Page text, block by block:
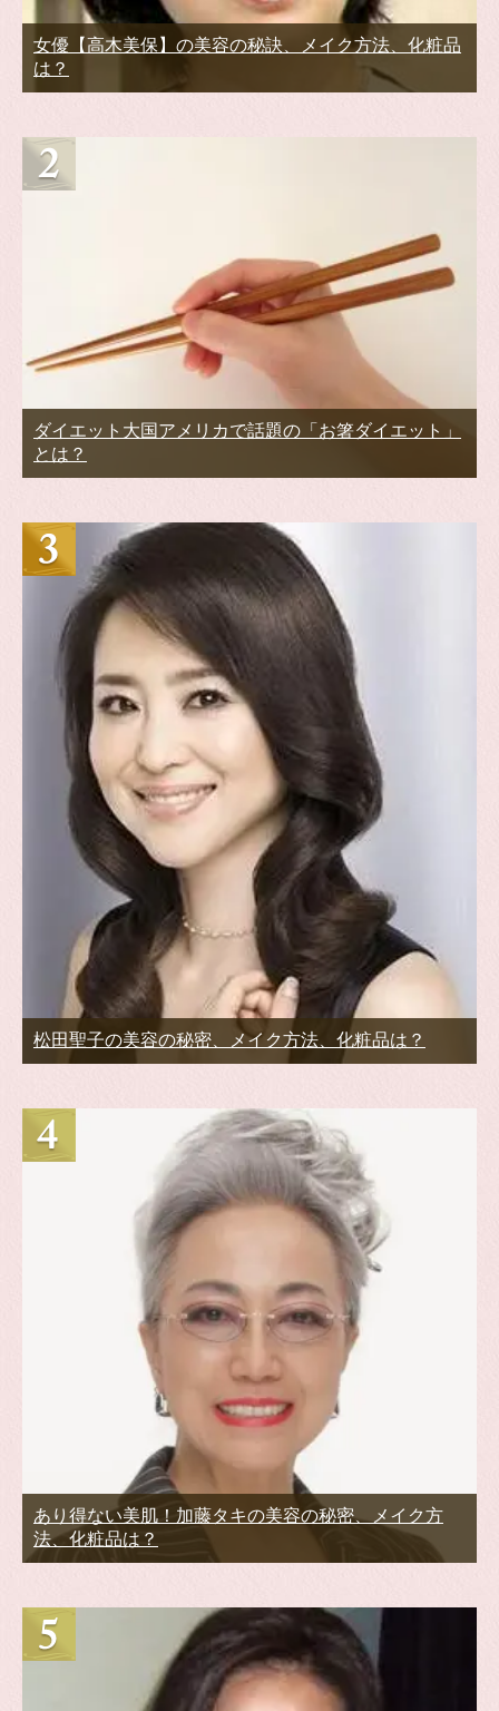
女優【高木美保】の美容の秘訣、メイク方法、化粧品
は？
ダイエット大国アメリカで話題の「お箸ダイエット」
とは？
松田聖子の美容の秘密、メイク方法、化粧品は？
あり得ない美肌！加藤タキの美容の秘密、メイク方
法、化粧品は？